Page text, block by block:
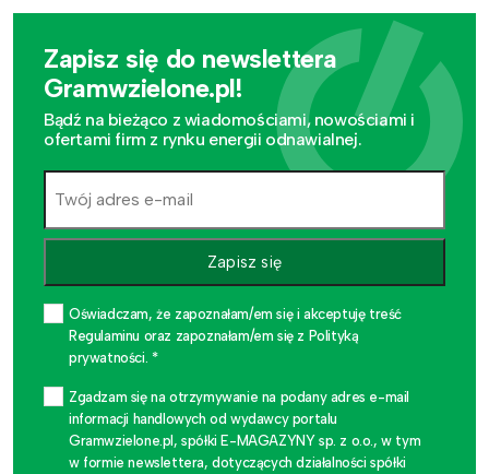
Zapisz się do newslettera
Gramwzielone.pl!
Bądź na bieżąco z wiadomościami, nowościami i
ofertami firm z rynku energii odnawialnej.
Zapisz się
Oświadczam, że zapoznałam/em się i akceptuję treść
Regulaminu oraz zapoznałam/em się z Polityką
prywatności. *
Zgadzam się na otrzymywanie na podany adres e-mail
informacji handlowych od wydawcy portalu
Gramwzielone.pl, spółki E-MAGAZYNY sp. z o.o., w tym
w formie newslettera, dotyczących działalności spółki